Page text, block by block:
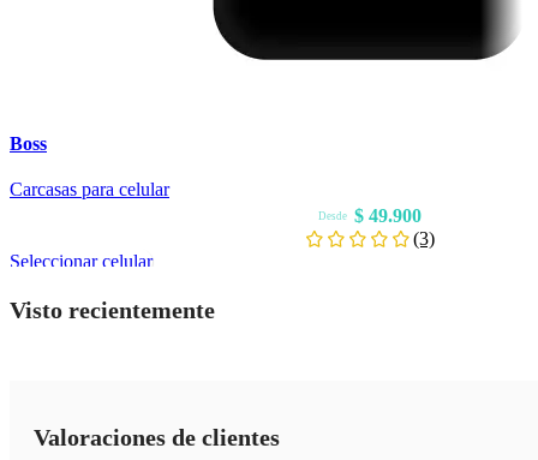
Boss
Carcasas para celular
Desde $49.900
(3)
Seleccionar celularEste
tiene
se
Visto recientemente
Valoraciones de clientes